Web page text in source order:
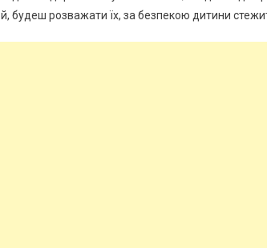
будеш розважати їх, за безпекою дитини